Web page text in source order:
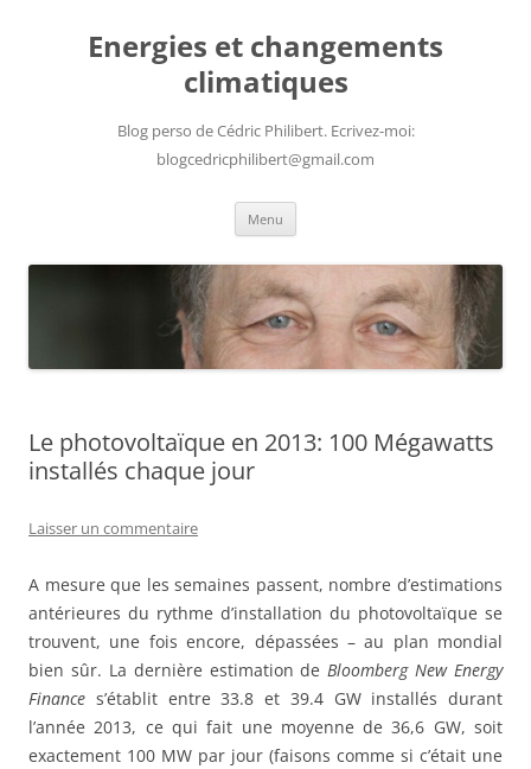
contenuEnergies et changements
climatiques
Blog perso de Cédric Philibert. Ecrivez-moi:
blogcedricphilibert@gmail.com
Menu
Le photovoltaïque en 2013: 100 Mégawatts
installés chaque jour
Laisser un commentaire
A mesure que les semaines passent, nombre d’estimations
antérieures du rythme d’installation du photovoltaïque se
trouvent, une fois encore, dépassées – au plan mondial
bien sûr. La dernière estimation deBloomberg New Energy
Finance s’établit entre 33.8 et 39.4 GW installés durant
l’année 2013, ce qui fait une moyenne de 36,6 GW, soit
exactement 100 MW par jour (faisons comme si c’était une